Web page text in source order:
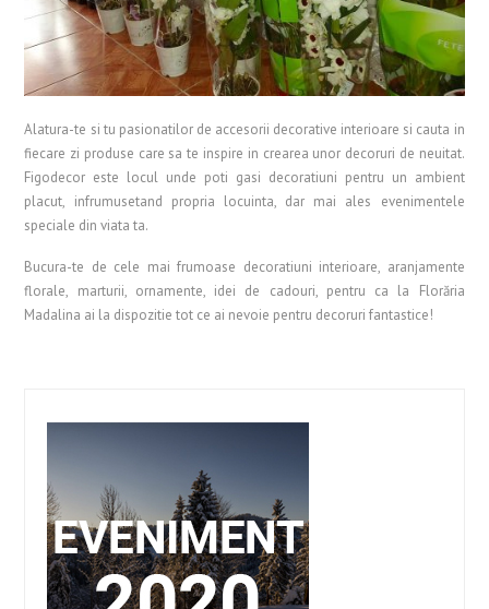
Alatura-te si tu pasionatilor de accesorii decorative interioare si cauta in
fiecare zi produse care sa te inspire in crearea unor decoruri de neuitat.
Figodecor este locul unde poti gasi decoratiuni pentru un ambient
placut, infrumusetand propria locuinta, dar mai ales evenimentele
speciale din viata ta.
Bucura-te de cele mai frumoase decoratiuni interioare, aranjamente
florale, marturii, ornamente, idei de cadouri, pentru ca la Florăria
Madalina ai la dispozitie tot ce ai nevoie pentru decoruri fantastice!